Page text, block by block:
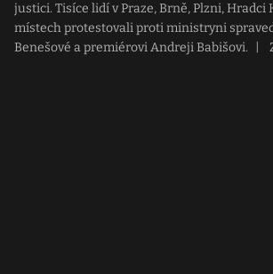
justici. Tisíce lidí v Praze, Brně, Plzni, Hradci
místech protestovali proti ministryni
Benešové a premiérovi Andreji Babišovi.